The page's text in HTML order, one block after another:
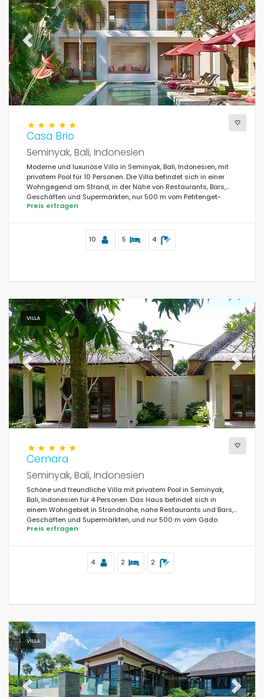
Previous Next
Casa Brio
Seminyak, Bali, Indonesien
Moderne und luxuriöse Villa in Seminyak, Bali, Indonesien, mit
privatem Pool für 10 Personen. Die Villa befindet sich in einer
Wohngegend am Strand, in der Nähe von Restaurants, Bars,
Geschäften und Supermärkten, nur 500 m vom Petitenget-
Strand entfernt.
Preis erfragen
10 5 4
VILLA
Previous Next
Cemara
Seminyak, Bali, Indonesien
Schöne und freundliche Villa mit privatem Pool in Seminyak,
Bali, Indonesien für 4 Personen. Das Haus befindet sich in
einem Wohngebiet in Strandnähe, nahe Restaurants und Bars,
Geschäften und Supermärkten, und nur 500 m vom Gado
Gado Strand entfernt.
Preis erfragen
4 2 2
VILLA
Previous Next